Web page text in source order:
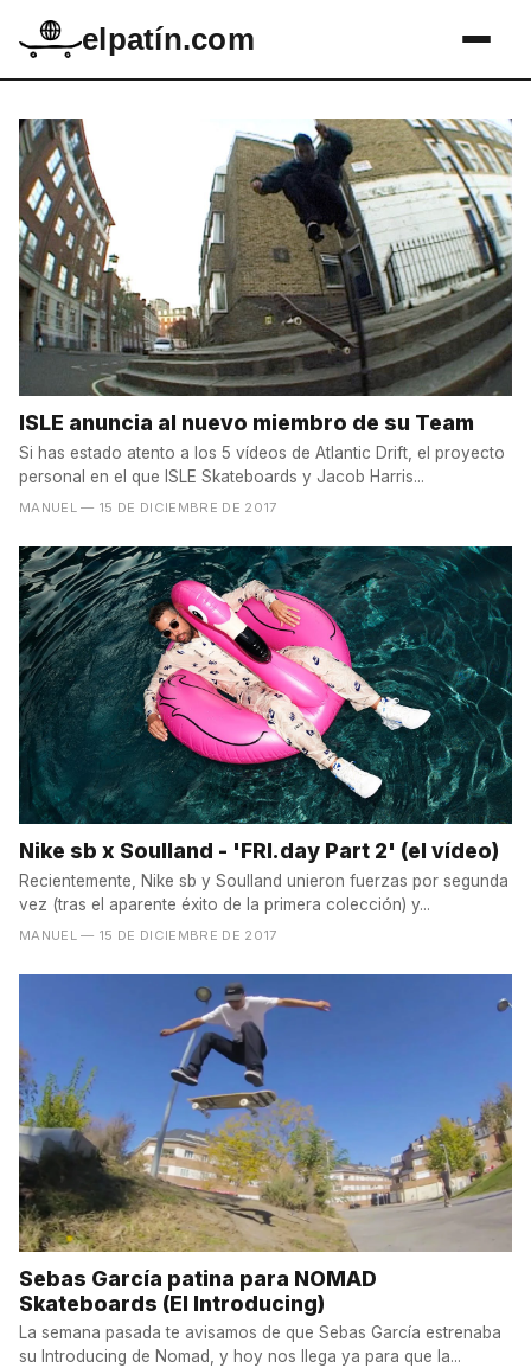
elpatín.com
ISLE anuncia al nuevo miembro de su Team
Si has estado atento a los 5 vídeos de Atlantic Drift, el proyecto
personal en el que ISLE Skateboards y Jacob Harris...
MANUEL — 15 DE DICIEMBRE DE 2017
Nike sb x Soulland - 'FRI.day Part 2' (el vídeo)
Recientemente, Nike sb y Soulland unieron fuerzas por segunda
vez (tras el aparente éxito de la primera colección) y...
MANUEL — 15 DE DICIEMBRE DE 2017
Sebas García patina para NOMAD
Skateboards (El Introducing)
La semana pasada te avisamos de que Sebas García estrenaba
su Introducing de Nomad, y hoy nos llega ya para que la...